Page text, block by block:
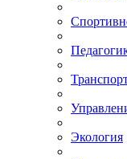
Экология